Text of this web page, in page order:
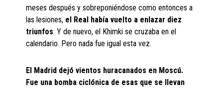
meses después y sobreponiéndose como entonces a
las lesiones, el Real había vuelto a enlazar diez
triunfos. Y de nuevo, el Khimki se cruzaba en el
calendario. Pero nada fue igual esta vez.
El Madrid dejó vientos huracanados en Moscú.
Fue una bomba ciclónica de esas que se llevan